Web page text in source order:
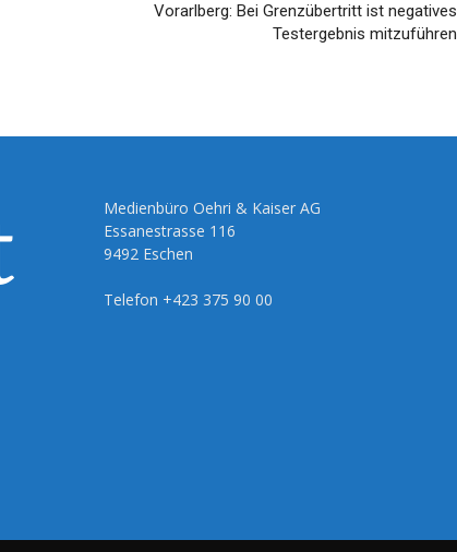
Vorarlberg: Bei Grenzübertritt ist negatives
Testergebnis mitzuführen
Medienbüro Oehri & Kaiser AG
Essanestrasse 116
9492 Eschen
Telefon +423 375 90 00